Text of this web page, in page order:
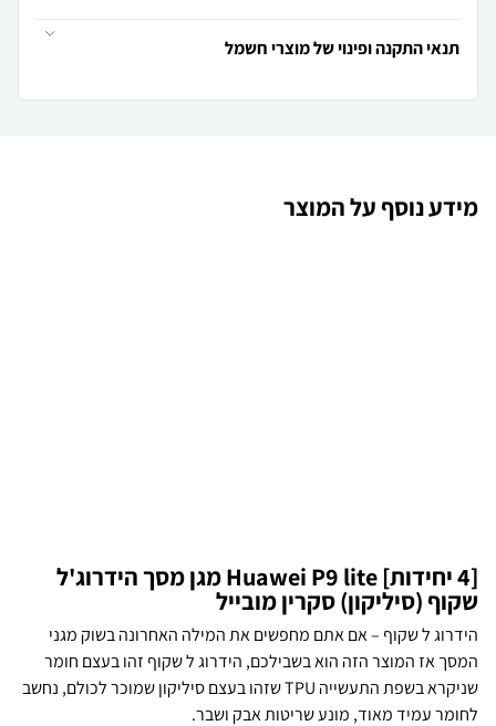
תנאי התקנה ופינוי של מוצרי חשמל
מידע נוסף על המוצר
[4 יחידות] Huawei P9 lite מגן מסך הידרוג'ל
שקוף (סיליקון) סקרין מובייל
הידרוג ל שקוף – אם אתם מחפשים את המילה האחרונה בשוק מגני
המסך אז המוצר הזה הוא בשבילכם, הידרוג ל שקוף זהו בעצם חומר
שניקרא בשפת התעשייה TPU שזהו בעצם סיליקון שמוכר לכולם, נחשב
לחומר עמיד מאוד, מונע שריטות אבק ושבר.